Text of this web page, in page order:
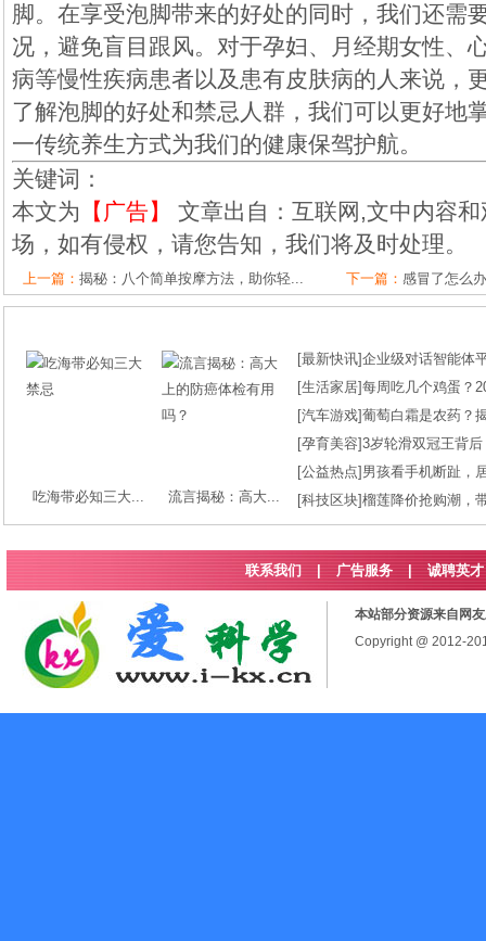
脚。在享受泡脚带来的好处的同时，我们还需
况，避免盲目跟风。对于孕妇、月经期女性、
病等慢性疾病患者以及患有皮肤病的人来说，
了解泡脚的好处和禁忌人群，我们可以更好地
一传统养生方式为我们的健康保驾护航。
关键词：
本文为 【广告】
文章出自：互联网,文中内容
场，如有侵权，请您告知，我们将及时处理。
上一篇： 揭秘：八个简单按摩方法，助你轻... 下一篇： 感冒了怎么
吃海带必知三大... 流言揭秘：高大...
[最新快讯]企业级对话智能体
[生活家居]每周吃几个鸡蛋？
[汽车游戏]葡萄白霜是农药？
[孕育美容]3岁轮滑双冠王背
[公益热点] 男孩看手机断趾，
[科技区块]榴莲降价抢购潮，
联系我们 广告服务 | 诚聘英才
本站部分资源来自网
Copyright @ 2012-